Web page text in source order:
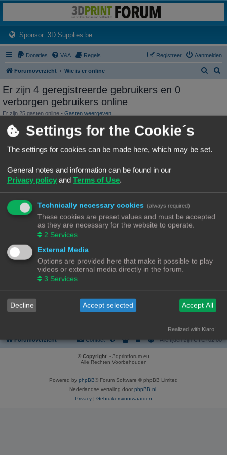
Het 3D print forum van de Benelux na de sluiting van 3dprintforum.nl
Sponsor: 3D Supplies.be(Opens a new tab)
Donaties V&A Regels Aanmelden
Registreer
Forumoverzicht Wie is er online
Er zijn 4 geregistreerde gebruikers en 0
verborgen gebruikers online
Er zijn 25 gasten online • Gasten weergeven
Gebruikersnaam
Semrush [Bot]
Forumlocatie
Leest onderwerp in Forum Feedback
Gebruikersnaam
Ahrefs [Bot]
Laatst bijgewerkt
Gebruikersnaam
Google [Bot]
Leest onderwerp in 3D-printer specifieke vragen
Laatst bijgewerkt
08/08/26, 09:04
Gebruikersnaam
Baidu [Spider]
Forumlocatie
Bekijkt gebruikersinformatie
Laatst bijgewerkt
08/08/26, 09:03
Pagina1van1
Forumoverzicht Alle tijden zijnUTC+02:00
Contact
© Copyright! - 3dprintforum.eu
Alle Rechten Voorbehouden
Powered by phpBB® Forum Software © phpBB Limited
Nederlandse vertaling door phpBB.nl
Privacy | Gebruikersvoorwaarden
Settings for the Cookie´s
The settings for cookies can be made here, which may be set.
General notes and information can be found in our
Privacy policy and Terms of Use.
Technically necessary cookies (always required)
These cookies are preset values and must be accepted
as they are necessary for the website to operate.
2 Services
External Media
Options are provided here that make it possible to play
videos or external media directly in the forum.
3 Services
Decline Accept selected Accept All
Realized with Klaro!